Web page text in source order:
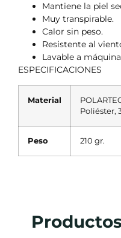
Mantiene la piel
Muy transpirable.
Calor sin peso.
Resistente al
Lavable a
ESPECIFICACIONES
Material
Poliéster,
Peso 210 gr.